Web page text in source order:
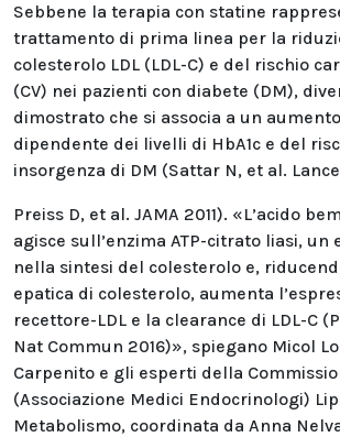
Sebbene la terapia con statine
trattamento di prima linea per la
colesterolo LDL (LDL-C) e del rischio
(CV) nei pazienti con diabete (DM),
dimostrato che si associa a un
dipendente dei livelli di HbA1c e del
insorgenza di DM (Sattar N, et al.
Preiss D, et al. JAMA 2011). «L’acido
agisce sull’enzima ATP-citrato liasi, un
nella sintesi del colesterolo e,
epatica di colesterolo, aumenta
recettore-LDL e la clearance di LDL-C
Nat Commun 2016)», spiegano Micol
Carpenito e gli esperti della
(Associazione Medici Endocrinologi)
Metabolismo, coordinata da Anna